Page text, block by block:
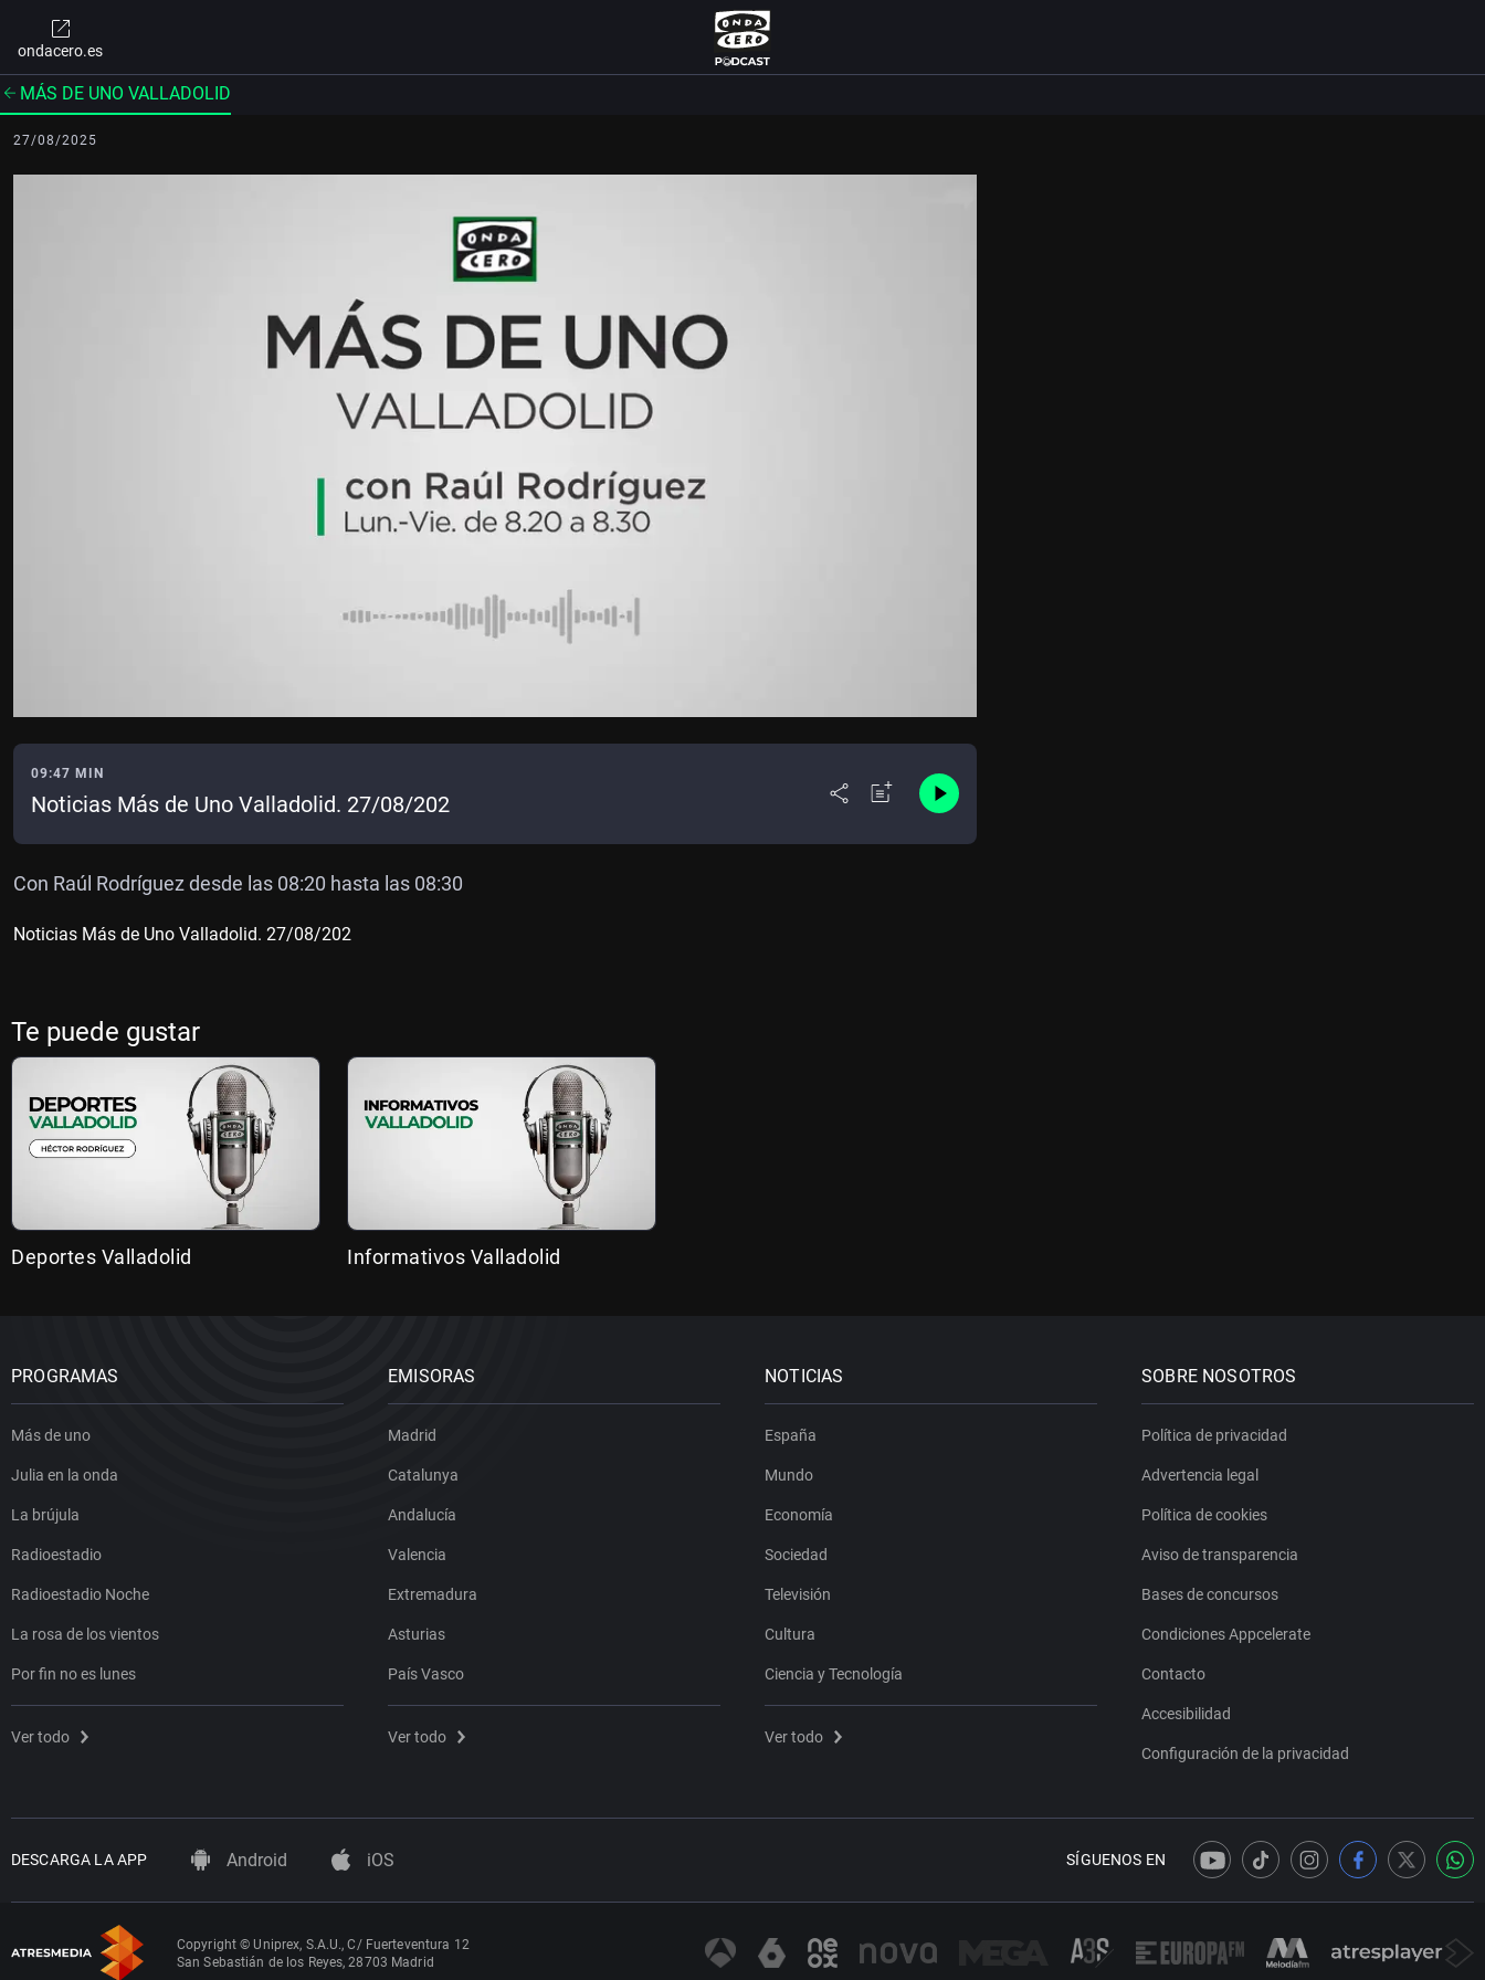
ondacero.es
MÁS DE UNO VALLADOLID
27/08/2025
09:47 MIN
Noticias Más de Uno Valladolid. 27/08/202
Con Raúl Rodríguez desde las 08:20 hasta las 08:30
Noticias Más de Uno Valladolid. 27/08/202
Te puede gustar
Deportes Valladolid Informativos Valladolid
PROGRAMAS
Más de uno
Julia en la onda
La brújula
Radioestadio
Radioestadio Noche
La rosa de los vientos
Por fin no es lunes
Ver todo
EMISORAS
Madrid
Catalunya
Andalucía
Valencia
Extremadura
Asturias
País Vasco
Ver todo
NOTICIAS
España
Mundo
Economía
Sociedad
Televisión
Cultura
Ciencia y Tecnología
Ver todo
SOBRE NOSOTROS
Política de privacidad
Advertencia legal
Política de cookies
Aviso de transparencia
Bases de concursos
Condiciones Appcelerate
Contacto
Accesibilidad
Configuración de la privacidad
DESCARGA LA APP Android iOS SÍGUENOS EN
Copyright © Uniprex, S.A.U., C/ Fuerteventura 12
San Sebastián de los Reyes, 28703 Madrid